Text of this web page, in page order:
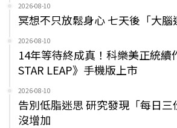
2026-08-10
冥想不只放鬆身心 七天後「大腦
2026-08-10
14年等待終成真！科樂美正統續
STAR LEAP》手機版上市
2026-08-10
告別低脂迷思 研究發現「每日
沒增加